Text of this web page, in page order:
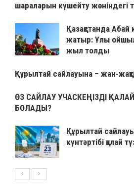
шараларын күшейту жөніндегі
Қазақстанда Абай
жатыр: Ұлы
жыл толды
Құрылтай сайлауына – жан-
ӨЗ САЙЛАУ УЧАСКЕҢІЗДІ
БОЛАДЫ?
Құрылтай
күнтәртібі қалай